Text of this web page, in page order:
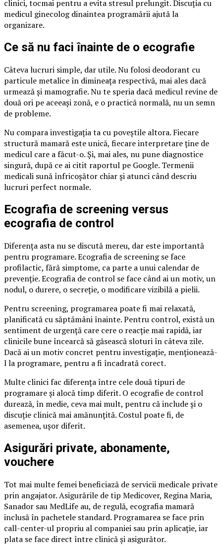
clinici, tocmai pentru a evita stresul prelungit. Discuția cu
medicul ginecolog dinaintea programării ajută la
organizare.
Ce să nu faci înainte de o ecografie
Câteva lucruri simple, dar utile. Nu folosi deodorant cu
particule metalice în dimineața respectivă, mai ales dacă
urmează și mamografie. Nu te speria dacă medicul revine de
două ori pe aceeași zonă, e o practică normală, nu un semn
de probleme.
Nu compara investigația ta cu poveștile altora. Fiecare
structură mamară este unică, fiecare interpretare ține de
medicul care a făcut-o. Și, mai ales, nu pune diagnostice
singură, după ce ai citit raportul pe Google. Termenii
medicali sună înfricoșător chiar și atunci când descriu
lucruri perfect normale.
Ecografia de screening versus
ecografia de control
Diferența asta nu se discută mereu, dar este importantă
pentru programare. Ecografia de screening se face
profilactic, fără simptome, ca parte a unui calendar de
prevenție. Ecografia de control se face când ai un motiv, un
nodul, o durere, o secreție, o modificare vizibilă a pielii.
Pentru screening, programarea poate fi mai relaxată,
planificată cu săptămâni înainte. Pentru control, există un
sentiment de urgență care cere o reacție mai rapidă, iar
clinicile bune încearcă să găsească sloturi în câteva zile.
Dacă ai un motiv concret pentru investigație, menționează-
l la programare, pentru a fi încadrată corect.
Multe clinici fac diferența între cele două tipuri de
programare și alocă timp diferit. O ecografie de control
durează, în medie, ceva mai mult, pentru că include și o
discuție clinică mai amănunțită. Costul poate fi, de
asemenea, ușor diferit.
Asigurări private, abonamente,
vouchere
Tot mai multe femei beneficiază de servicii medicale private
prin angajator. Asigurările de tip Medicover, Regina Maria,
Sanador sau MedLife au, de regulă, ecografia mamară
inclusă în pachetele standard. Programarea se face prin
call-center-ul propriu al companiei sau prin aplicație, iar
plata se face direct între clinică și asigurător.